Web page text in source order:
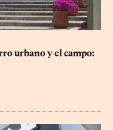
urbano y el campo: